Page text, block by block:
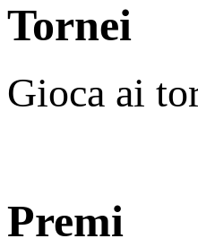
Tornei
Gioca ai
Premi